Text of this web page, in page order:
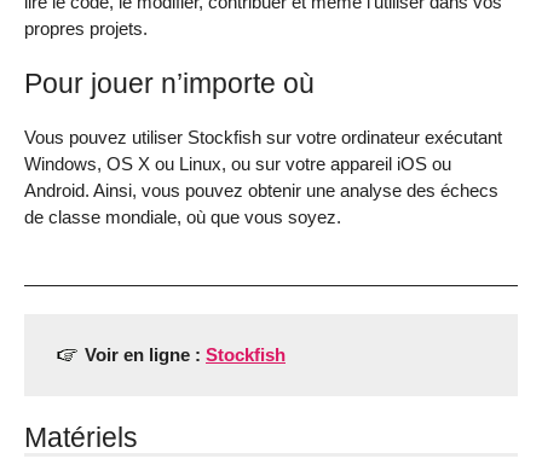
propres projets.
Pour jouer n’importe où
Vous pouvez utiliser Stockfish sur votre ordinateur exécutant
Windows, OS X ou Linux, ou sur votre appareil iOS ou
Android. Ainsi, vous pouvez obtenir une analyse des échecs
de classe mondiale, où que vous soyez.
Voir en ligne : Stockfish
Matériels